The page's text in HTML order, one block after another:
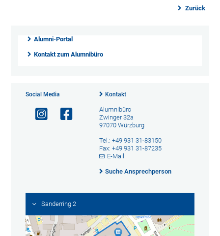
Zurück
Alumni-Portal
Kontakt zum Alumnibüro
Social Media Kontakt
Alumnibüro
Zwinger 32a
97070 Würzburg
Tel.: +49 931 31-83150
Fax: +49 931 31-87235
E-Mail
Suche Ansprechperson
Sanderring 2